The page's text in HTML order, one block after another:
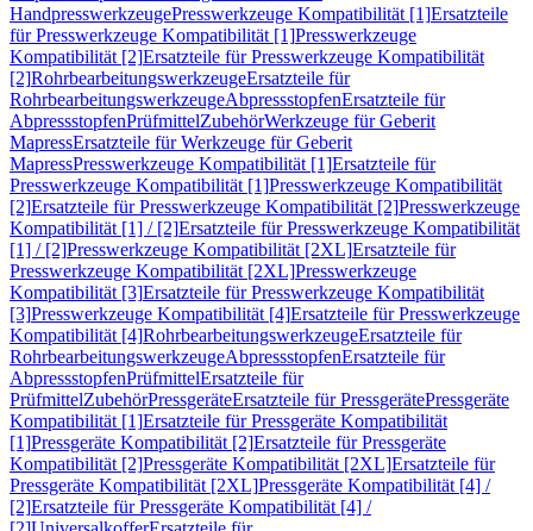
HandpresswerkzeugePresswerkzeuge Kompatibilität [1]Ersatzteile
für Presswerkzeuge Kompatibilität [1]Presswerkzeuge
Kompatibilität [2]Ersatzteile für Presswerkzeuge Kompatibilität
[2]RohrbearbeitungswerkzeugeErsatzteile für
RohrbearbeitungswerkzeugeAbpressstopfenErsatzteile für
AbpressstopfenPrüfmittelZubehörWerkzeuge für Geberit
MapressErsatzteile für Werkzeuge für Geberit
MapressPresswerkzeuge Kompatibilität [1]Ersatzteile für
Presswerkzeuge Kompatibilität [1]Presswerkzeuge Kompatibilität
[2]Ersatzteile für Presswerkzeuge Kompatibilität [2]Presswerkzeuge
Kompatibilität [1] / [2]Ersatzteile für Presswerkzeuge Kompatibilität
[1] / [2]Presswerkzeuge Kompatibilität [2XL]Ersatzteile für
Presswerkzeuge Kompatibilität [2XL]Presswerkzeuge
Kompatibilität [3]Ersatzteile für Presswerkzeuge Kompatibilität
[3]Presswerkzeuge Kompatibilität [4]Ersatzteile für Presswerkzeuge
Kompatibilität [4]RohrbearbeitungswerkzeugeErsatzteile für
RohrbearbeitungswerkzeugeAbpressstopfenErsatzteile für
AbpressstopfenPrüfmittelErsatzteile für
PrüfmittelZubehörPressgeräteErsatzteile für PressgerätePressgeräte
Kompatibilität [1]Ersatzteile für Pressgeräte Kompatibilität
[1]Pressgeräte Kompatibilität [2]Ersatzteile für Pressgeräte
Kompatibilität [2]Pressgeräte Kompatibilität [2XL]Ersatzteile für
Pressgeräte Kompatibilität [2XL]Pressgeräte Kompatibilität [4] /
[2]Ersatzteile für Pressgeräte Kompatibilität [4] /